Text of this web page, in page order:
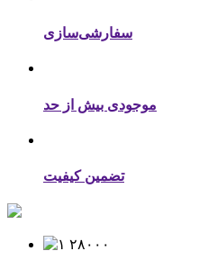
سفارشی‌سازی
موجودی بیش از حد
تضمین کیفیت
۲۸۰۰۰